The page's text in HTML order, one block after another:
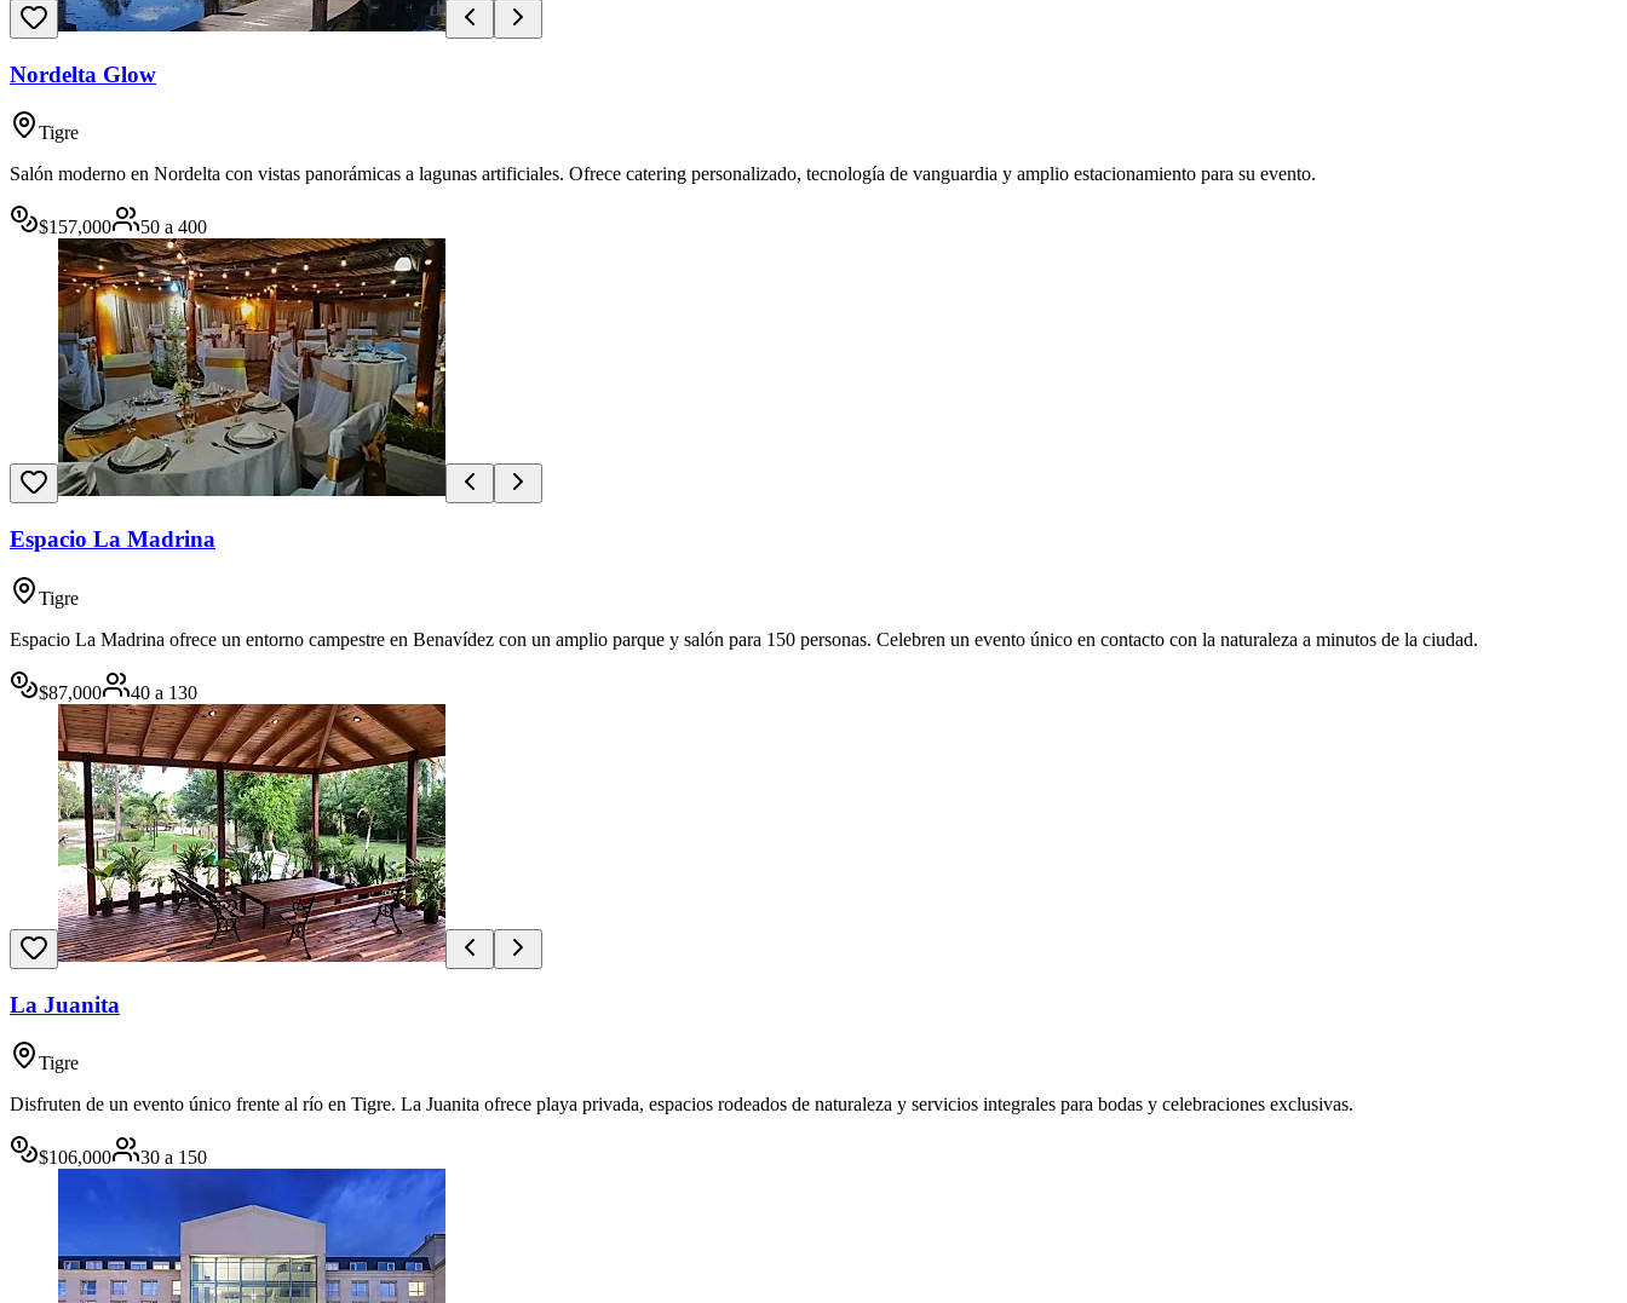
Nordelta Glow
Tigre
Salón moderno en Nordelta con vistas panorámicas a lagunas artificiales. Ofrece catering personalizado, tecnología de vanguardia y amplio estacionamiento para su evento.
$157,000 50 a 400
Espacio La Madrina
Tigre
Espacio La Madrina ofrece un entorno campestre en Benavídez con un amplio parque y salón para 150 personas. Celebren un evento único en contacto con la naturaleza a minutos de la ciudad.
$87,000 40 a 130
La Juanita
Tigre
Disfruten de un evento único frente al río en Tigre. La Juanita ofrece playa privada, espacios rodeados de naturaleza y servicios integrales para bodas y celebraciones exclusivas.
$106,000 30 a 150